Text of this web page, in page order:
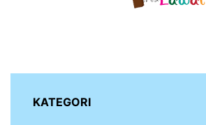
KATEGORI